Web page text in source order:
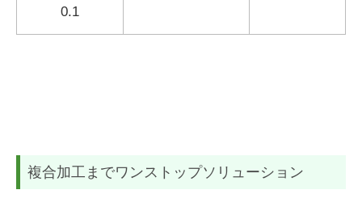
0.1
複合加工までワンストップソリューション